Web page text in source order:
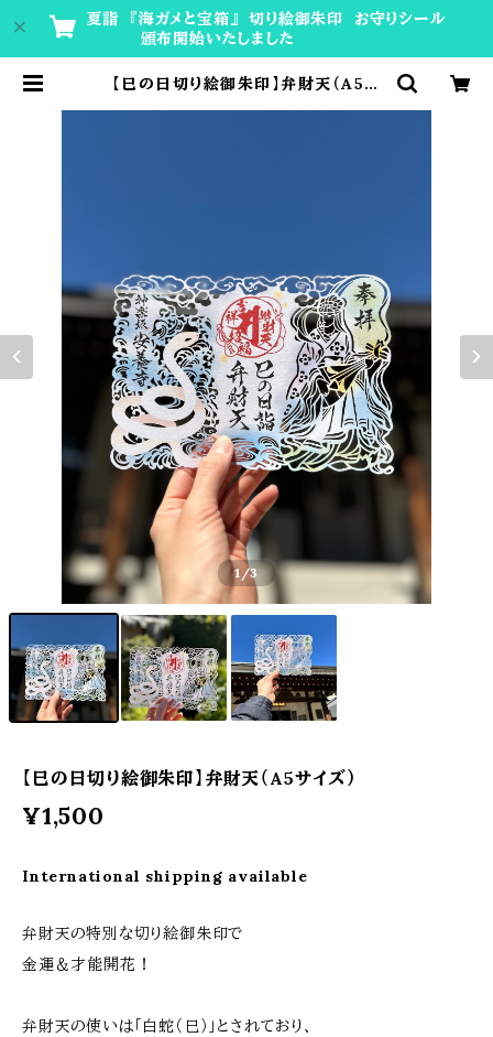
夏詣 『海ガメと宝箱』 切り絵御朱印 お守りシール
頒布開始いたしました
【巳の日切り絵御朱印】弁財天（A5サ
1 /3
【巳の日切り絵御朱印】弁財天（A5サイズ）
¥1,500
International shipping available
弁財天の特別な切り絵御朱印で
金運＆才能開花！
弁財天の使いは「白蛇（巳）」とされており、